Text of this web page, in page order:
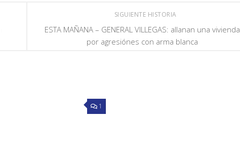
SIGUIENTE HISTORIA
ESTA MAÑANA – GENERAL VILLEGAS: allanan una vivienda
por agresiónes con arma blanca
1